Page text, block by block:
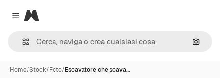
Close menu
Magnific
Cerca
Home/Stock/Foto/Escavatore che scava…